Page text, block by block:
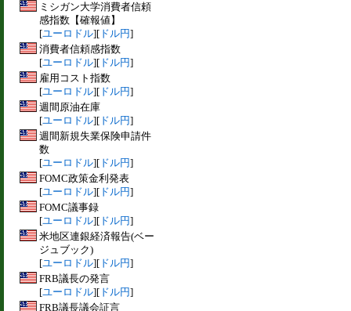
ミシガン大学消費者信頼
感指数【確報値】
[ユーロドル][ ドル円]
消費者信頼感指数
[ユーロドル][ ドル円]
雇用コスト指数
[ユーロドル][ ドル円]
週間原油在庫
[ユーロドル][ ドル円]
週間新規失業保険申請件
数
[ユーロドル][ ドル円]
FOMC政策金利発表
[ユーロドル][ ドル円]
FOMC議事録
[ユーロドル][ ドル円]
米地区連銀経済報告(ベー
ジュブック)
[ユーロドル][ ドル円]
FRB議長の発言
[ユーロドル][ ドル円]
FRB議長議会証言